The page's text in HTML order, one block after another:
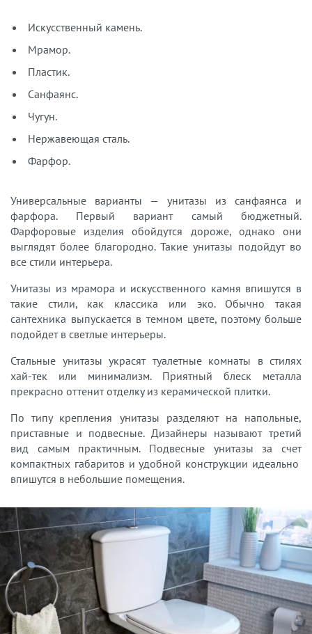
Искусственный камень.
Мрамор.
Пластик.
Санфаянс.
Чугун.
Нержавеющая сталь.
Фарфор.
Универсальные варианты — унитазы из санфаянса и
фарфора. Первый вариант самый бюджетный.
Фарфоровые изделия обойдутся дороже, однако они
выглядят более благородно. Такие унитазы подойдут во
все стили интерьера.
Унитазы из мрамора и искусственного камня впишутся в
такие стили, как классика или эко. Обычно такая
сантехника выпускается в темном цвете, поэтому больше
подойдет в светлые интерьеры.
Стальные унитазы украсят туалетные комнаты в стилях
хай-тек или минимализм. Приятный блеск металла
прекрасно оттенит отделку из керамической плитки.
По типу крепления унитазы разделяют на напольные,
приставные и подвесные. Дизайнеры называют третий
вид самым практичным. Подвесные унитазы за счет
компактных габаритов и удобной конструкции идеально
впишутся в небольшие помещения.